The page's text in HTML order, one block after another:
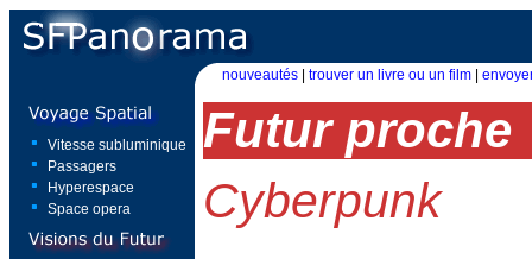
nouveautés trouver un livre ou un film
Vitesse subluminique
Passagers
Hyperespace
Space opera
Futur proche
Cyberpunk